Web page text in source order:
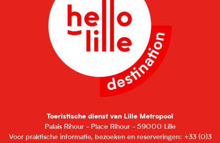
Toeristische dienst van Lille Metropool
Palais Rihour - Place Rihour - 59000 Lille
Voor praktische informatie, bezoeken en reserveringen: +33 (0)3